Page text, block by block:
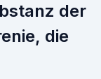
der
die